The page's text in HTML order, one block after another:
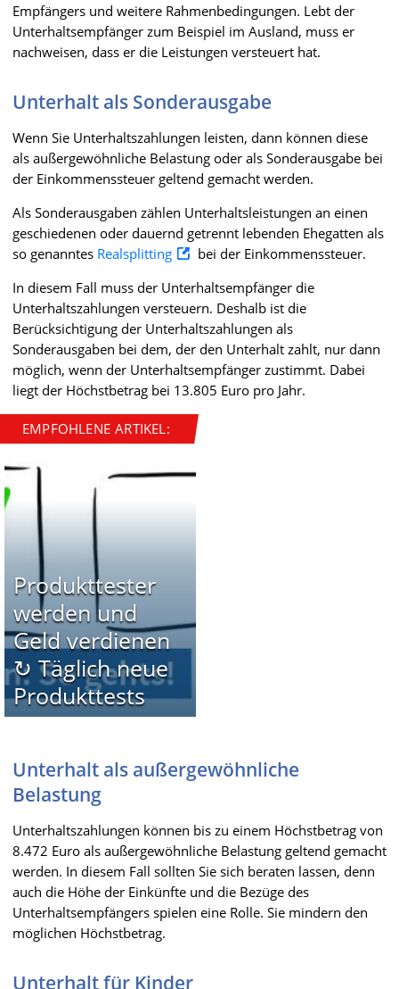
Empfängers und weitere Rahmenbedingungen. Lebt der
Unterhaltsempfänger zum Beispiel im Ausland, muss er
nachweisen, dass er die Leistungen versteuert hat.
Unterhalt als Sonderausgabe
Wenn Sie Unterhaltszahlungen leisten, dann können diese
als außergewöhnliche Belastung oder als Sonderausgabe bei
der Einkommenssteuer geltend gemacht werden.
Als Sonderausgaben zählen Unterhaltsleistungen an einen
geschiedenen oder dauernd getrennt lebenden Ehegatten als
so genanntes Realsplitting
bei der Einkommenssteuer.
In diesem Fall muss der Unterhaltsempfänger die
Unterhaltszahlungen versteuern. Deshalb ist die
Berücksichtigung der Unterhaltszahlungen als
Sonderausgaben bei dem, der den Unterhalt zahlt, nur dann
möglich, wenn der Unterhaltsempfänger zustimmt. Dabei
liegt der Höchstbetrag bei 13.805 Euro pro Jahr.
EMPFOHLENE ARTIKEL:
Produkttester
werden und
Geld verdienen
↻ Täglich neue
Produkttests
Unterhalt als außergewöhnliche
Belastung
Unterhaltszahlungen können bis zu einem Höchstbetrag von
8.472 Euro als außergewöhnliche Belastung geltend gemacht
werden. In diesem Fall sollten Sie sich beraten lassen, denn
auch die Höhe der Einkünfte und die Bezüge des
Unterhaltsempfängers spielen eine Rolle. Sie mindern den
möglichen Höchstbetrag.
Unterhalt für Kinder